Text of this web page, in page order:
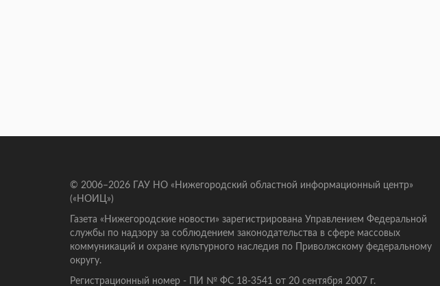
© 2006–2026 ГАУ НО «Нижегородский областной информационный центр»
(«НОИЦ»)
Газета «Нижегородские новости» зарегистрирована Управлением Федеральной
службы по надзору за соблюдением законодательства в сфере массовых
коммуникаций и охране культурного наследия по Приволжскому федеральному
округу.
Регистрационный номер - ПИ № ФС 18-3541 от 20 сентября 2007 г.